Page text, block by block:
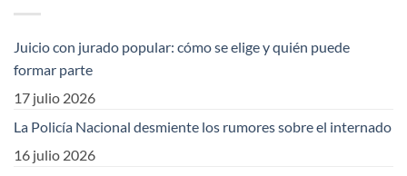
Juicio con jurado popular: cómo se elige y quién puede
formar parte
17 julio 2026
La Policía Nacional desmiente los rumores sobre el internado
16 julio 2026